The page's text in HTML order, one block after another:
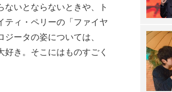
いとならないときや、ト
ティ・ペリーの「ファイヤ
ータの姿については、
好き。そこにはものすごく